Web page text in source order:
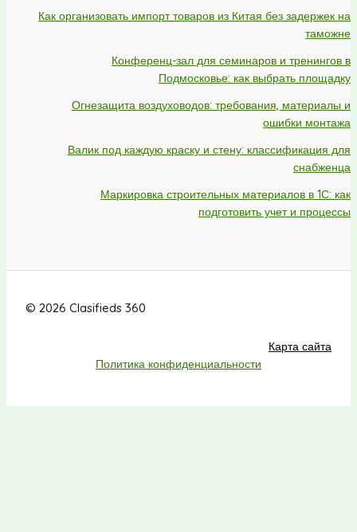
Как организовать импорт товаров из Китая без задержек на
таможне
Конференц-зал для семинаров и тренингов в
Подмосковье: как выбрать площадку
Огнезащита воздуховодов: требования, материалы и
ошибки монтажа
Валик под каждую краску и стену: классификация для
снабженца
Маркировка строительных материалов в 1С: как
подготовить учет и процессы
© 2026 Clasifieds 360
Карта сайта
Политика конфиденциальности